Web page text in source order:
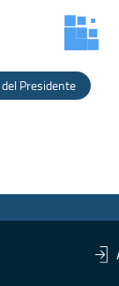
Presidente